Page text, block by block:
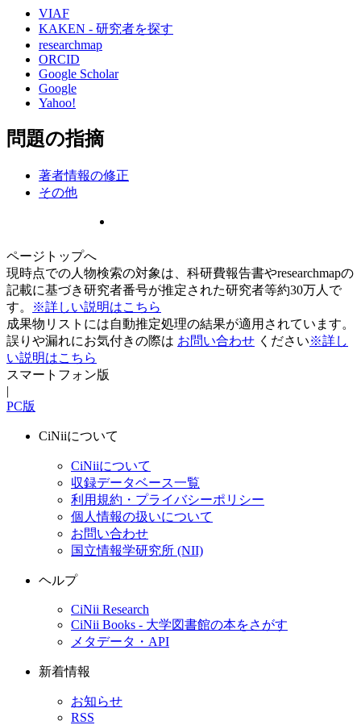
VIAF
KAKEN - 研究者を探す
researchmap
ORCID
Google Scholar
Google
Yahoo!
問題の指摘
著者情報の修正
その他
ページトップへ
現時点での人物検索の対象は、科研費報告書やresearchmapの
記載に基づき研究者番号が推定された研究者等約30万人で
す。
※詳しい説明はこちら
成果物リストには自動推定処理の結果が適用されています。
誤りや漏れにお気付きの際は お問い合わせ ください※詳し
い説明はこちら
スマートフォン版
|
PC版
CiNiiについて
CiNiiについて
収録データベース一覧
利用規約・プライバシーポリシー
個人情報の扱いについて
お問い合わせ
国立情報学研究所 (NII)
ヘルプ
CiNii Research
CiNii Books - 大学図書館の本をさがす
メタデータ・API
新着情報
お知らせ
RSS